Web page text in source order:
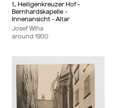
1., Heiligenkreuzer Hof -
Bernhardskapelle -
Innenansicht - Altar
Josef Wlha
around 1900